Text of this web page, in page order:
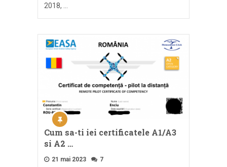
2018, …
Cum sa-ti iei certificatele A1/A3
si A2 …
21 mai 2023 7